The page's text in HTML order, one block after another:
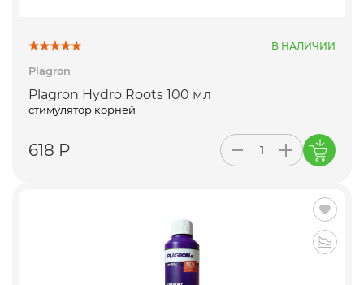
В НАЛИЧИИ
Plagron
Plagron Hydro Roots 100 мл
стимулятор корней
618 Р